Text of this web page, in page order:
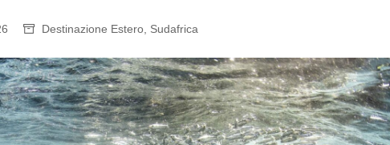
Destinazione Estero Sudafrica